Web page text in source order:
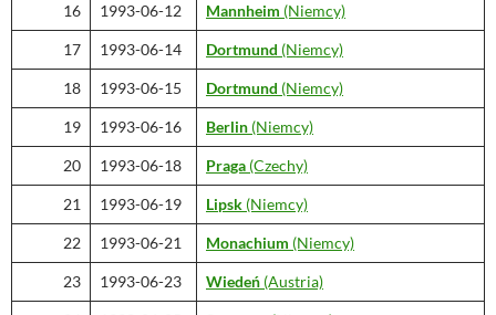
16 1993-06-12 Mannheim (Niemcy)
17 1993-06-14 Dortmund (Niemcy)
18 1993-06-15 Dortmund (Niemcy)
19 1993-06-16 Berlin (Niemcy)
20 1993-06-18 Praga (Czechy)
21 1993-06-19 Lipsk (Niemcy)
22 1993-06-21 Monachium (Niemcy)
23 1993-06-23 Wiedeń (Austria)